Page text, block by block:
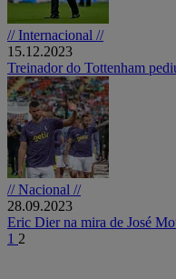
// Internacional //
15.12.2023
Treinador do Tottenham
// Nacional //
28.09.2023
Eric Dier na mira de José
1 2